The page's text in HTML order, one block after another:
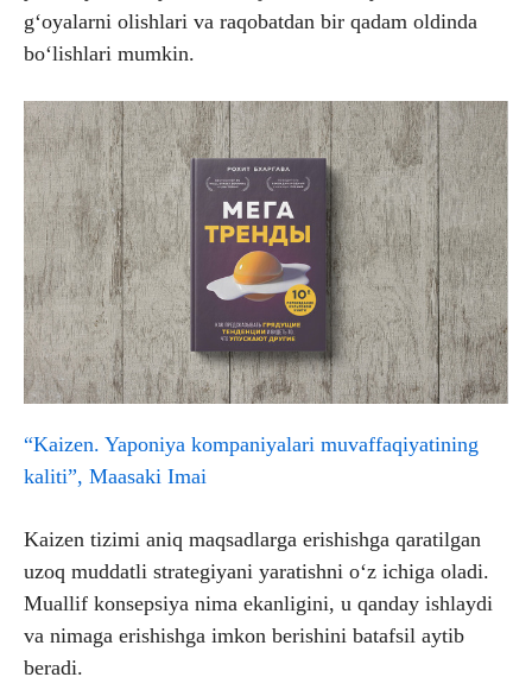
g‘oyalarni olishlari va raqobatdan bir qadam oldinda
bo‘lishlari mumkin.
“Kaizen. Yaponiya kompaniyalari muvaffaqiyatining
kaliti”, Maasaki Imai
Kaizen tizimi aniq maqsadlarga erishishga qaratilgan
uzoq muddatli strategiyani yaratishni o‘z ichiga oladi.
Muallif konsepsiya nima ekanligini, u qanday ishlaydi
va nimaga erishishga imkon berishini batafsil aytib
beradi.